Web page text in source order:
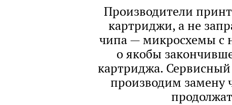
Производители
картриджи, а не
чипа — микросхемы с
о якобы
картриджа.
производим замену